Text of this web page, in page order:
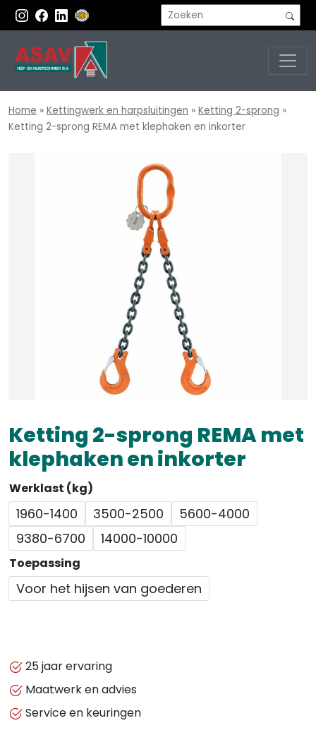
Home » Kettingwerk en harpsluitingen » Ketting 2-sprong »
Ketting 2-sprong REMA met klephaken en inkorter
Ketting 2-sprong REMA met
klephaken en inkorter
Werklast (kg)
1960-1400 3500-2500
5600-4000
9380-6700
14000-10000
Toepassing
Voor het hijsen van goederen
25 jaar ervaring
Maatwerk en advies
Service en keuringen